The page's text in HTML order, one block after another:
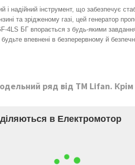
надійний інструмент, що забезпечує
та зрідженому газі, цей генератор
4LS БГ впорається з будь-якими
впевнені в безперервному й
ряд від ТМ Lifan.
в Електромотор